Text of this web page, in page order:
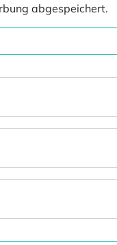
abgespeichert.